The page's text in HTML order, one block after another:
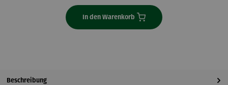
In den Warenkorb
Beschreibung